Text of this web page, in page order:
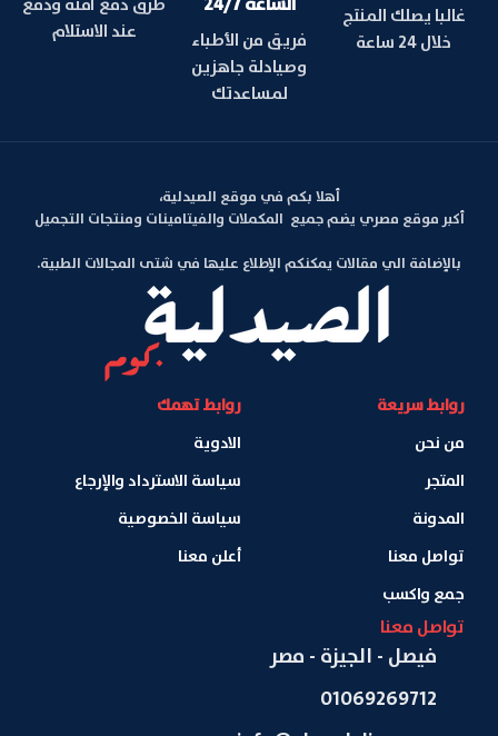
غالبا يصلك المنتج
خلال 24 ساعة
فريق من الأطباء
وصيادلة جاهزين
لمساعدتك
عند الاستلام
أهلا بكم في موقع الصيدلية،
أكبر موقع مصري يضم جميع المكملات والفيتامينات ومنتجات التجميل
بالإضافة الي مقالات يمكنكم الإطلاع عليها في شتى المجالات الطبية.
روابط سريعة
من نحن
المتجر
المدونة
تواصل معنا
جمع واكسب
روابط تهمك
الادوية
سياسة الاسترداد والإرجاع
سياسة الخصوصية
أعلن معنا
تواصل معنا
فيصل - الجيزة - مصر
01069269712